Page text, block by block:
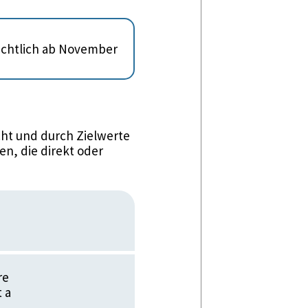
ab November
und durch Zielwerte
die direkt oder
a